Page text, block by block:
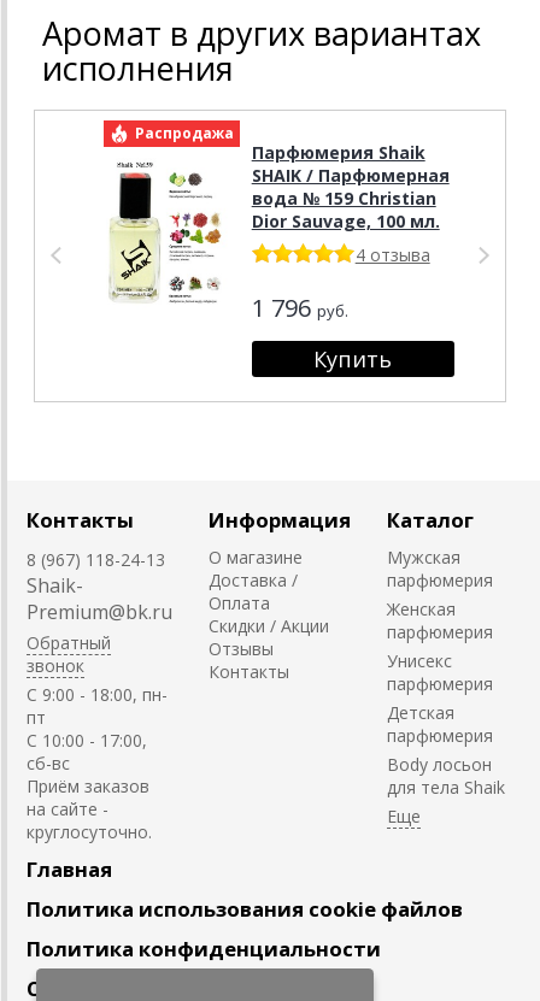
Аромат в других вариантах
исполнения
Распродажа
Парфюмерия Shaik
SHAIK / Парфюмерная
вода № 159 Christian
Dior Sauvage, 100 мл.
4 отзыва
1 796 руб.
Контакты
8 (967) 118-24-13
Shaik-
Premium@bk.ru
Обратный
звонок
C 9:00 - 18:00, пн-
пт
С 10:00 - 17:00,
сб-вс
Приём заказов
на сайте -
круглосуточно.
Информация
О магазине
Доставка /
Оплата
Скидки / Акции
Отзывы
Контакты
Каталог
Мужская
парфюмерия
Женская
парфюмерия
Унисекс
парфюмерия
Детская
парфюмерия
Body лосьон
для тела Shaik
Главная
Политика использования cookie файлов
Политика конфиденциальности
Сотрудничество